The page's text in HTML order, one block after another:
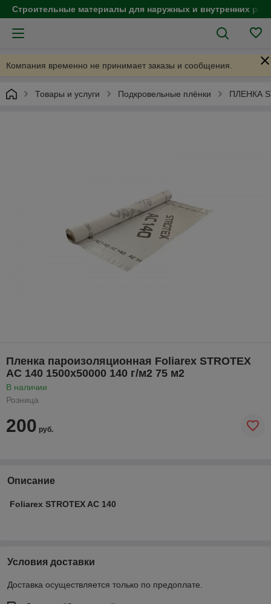
Строительные материалы для наружных и внутренних
Компания временно не принимает заказы и сообщения.
Товары и услуги Подкровельные плёнки ПЛЕНКА
Пленка пароизоляционная Foliarex STROTEX
AC 140 1500х50000 140 г/м2 75 м2
В наличии
Розница
200 руб.
Описание
Foliarex STROTEX AC 140
Условия доставки
Доставка осуществляется только по предоплате.